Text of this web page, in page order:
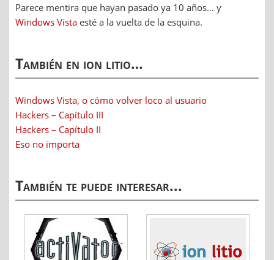
Parece mentira que hayan pasado ya 10 años… y
Windows Vista esté a la vuelta de la esquina.
También en ion litio…
Windows Vista, o cómo volver loco al usuario
Hackers – Capítulo III
Hackers – Capítulo II
Eso no importa
También te puede interesar...